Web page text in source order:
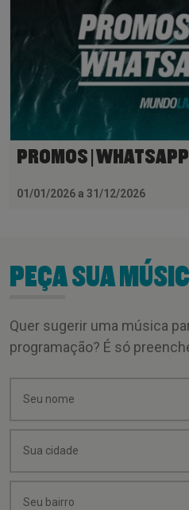
PROMOS |
01/01/2026 a 31/12/2026
PEÇA SUA
Quer sugerir uma música
programação? É só